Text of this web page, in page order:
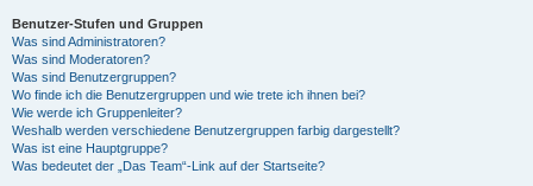
V
Benutzer-Stufen und Gruppen
Was sind Administratoren?
Was sind Moderatoren?
Was sind Benutzergruppen?
Wo finde ich die Benutzergruppen und wie trete ich ihnen bei?
Wie werde ich Gruppenleiter?
Weshalb werden verschiedene Benutzergruppen farbig dargestellt?
Was ist eine Hauptgruppe?
Was bedeutet der „Das Team“-Link auf der Startseite?